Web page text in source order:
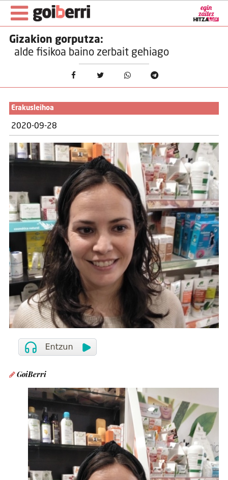
Gizakion gorputza:
alde fisikoa baino zerbait gehiago
Erakusleihoa
2020-09-28
GoiBerri